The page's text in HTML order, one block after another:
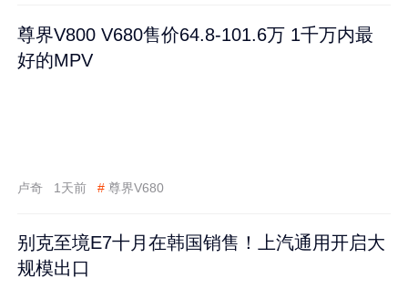
尊界V800 V680售价64.8-101.6万 1千万内最
好的MPV
卢奇 1天前 # 尊界V680
别克至境E7十月在韩国销售！上汽通用开启大
规模出口